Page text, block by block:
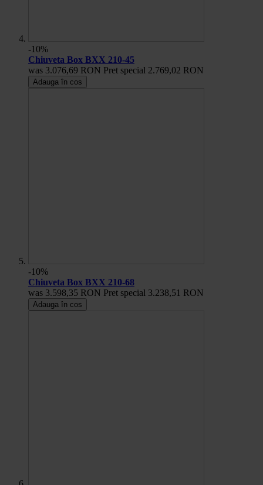
-10%
Chiuveta Box BXX 210-45
was 3.076,69 RON Pret special 2.769,02 RON
Adauga în cos
-10%
Chiuveta Box BXX 210-68
was 3.598,35 RON Pret special 3.238,51 RON
Adauga în cos